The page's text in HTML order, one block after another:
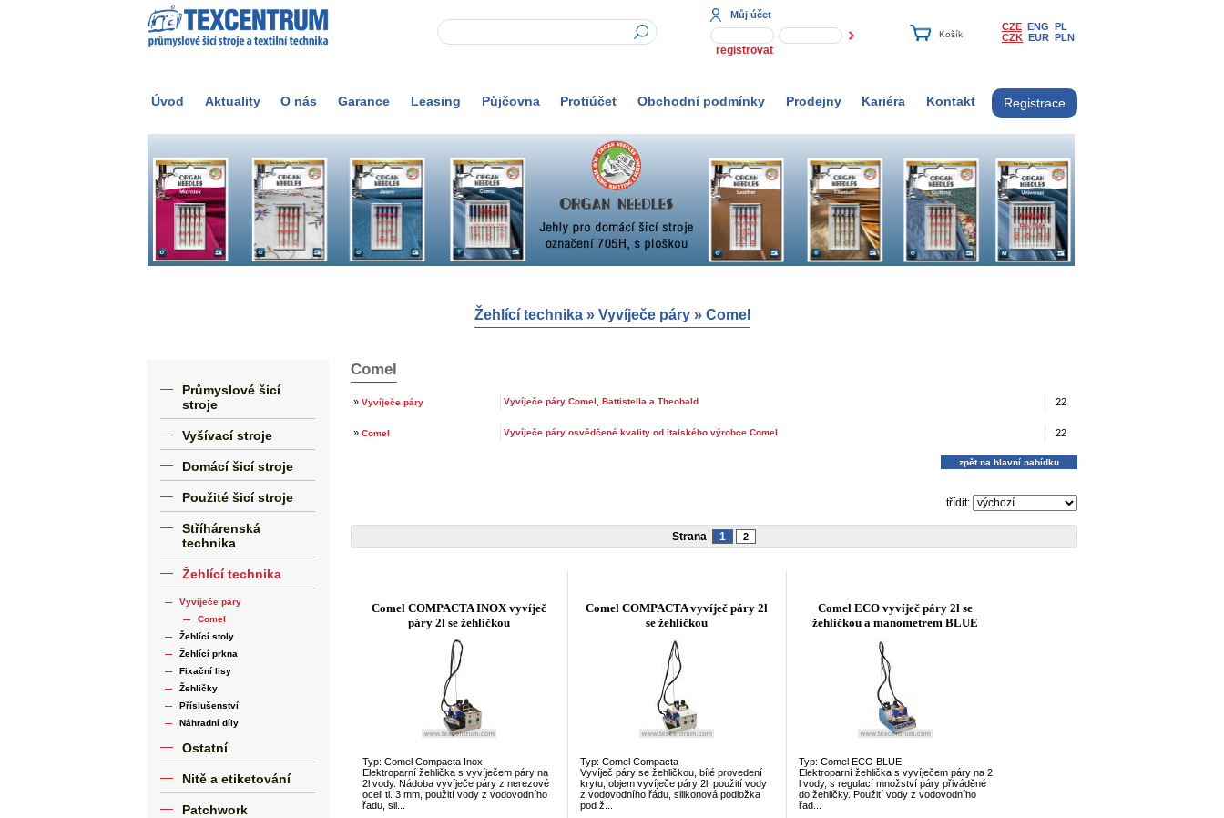
Můj účet
registrovat
CZE ENG PL
CZK EUR PLN
Úvod Aktuality O nás Garance Leasing Půjčovna Protiúčet Obchodní podmínky Prodejny Kariéra Kontakt Registrace
Žehlící technika» Vyvíječe páry» Comel
Průmyslové šicí
stroje
Vyšívací stroje
Domácí šicí stroje
Použité šicí stroje
Stříhárenská
technika
Žehlící technika
Vyvíječe páry
Comel
Žehlící stoly
Žehlící prkna
Fixační lisy
Žehličky
Příslušenství
Náhradní díly
Ostatní
Nitě a etiketování
Patchwork
Comel
» Vyvíječe páry Vyvíječe páry Comel, Battistella a Theobald 22
» Comel Vyvíječe páry osvědčené kvality od italského výrobce Comel 22
zpět na hlavní nabídku
třídit:
Strana 1 2
Comel COMPACTA INOX vyvíječ
páry 2l se žehličkou
Typ: Comel Compacta Inox
Elektroparní žehlička s vyvíječem páry na
2l vody. Nádoba vyvíječe páry z nerezové
oceli tl. 3 mm, použití vody z vodovodního
řadu, sil...
Comel COMPACTA vyvíječ páry 2l
se žehličkou
Typ: Comel Compacta
Vyvíječ páry se žehličkou, bílé provedení
krytu, objem vyvíječe páry 2l, použití vody
z vodovodního řádu, silikonová podložka
pod ž...
Comel ECO vyvíječ páry 2l se
žehličkou a manometrem BLUE
Typ: Comel ECO BLUE
Elektroparní žehlička s vyvíječem páry na 2
l vody, s regulací množství páry přiváděné
do žehličky. Použití vody z vodovodního
řad...